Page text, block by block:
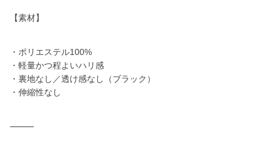
【素材】
・ポリエステル100%
・軽量かつ程よいハリ感
・裏地なし／透け感なし（ブラック）
・伸縮性なし
⸻